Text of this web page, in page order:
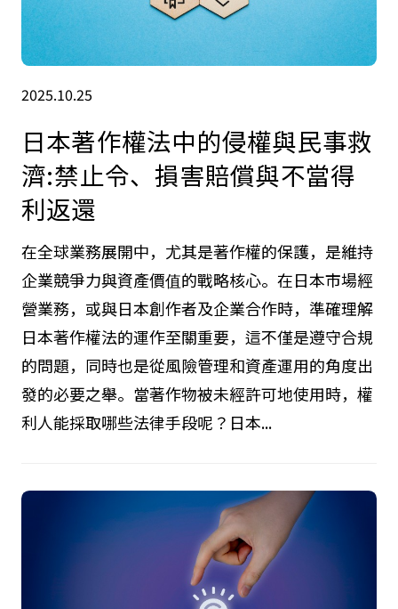
2025.10.25
日本著作權法中的侵權與民事救
濟:禁止令、損害賠償與不當得
利返還
在全球業務展開中，尤其是著作權的保護，是維持
企業競爭力與資產價值的戰略核心。在日本市場經
營業務，或與日本創作者及企業合作時，準確理解
發的必要之舉。當著作物被未經許可地使用時，權
利人能採取哪些法律手段呢？日本...